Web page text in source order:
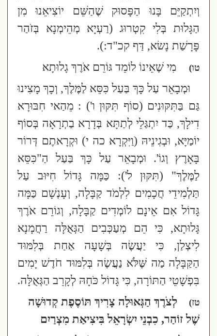
וְיִתְקַיֵּם בָּנוּ הַפָּסוּק שֶׁהַשֵּׁם יוֹצִיאֵנוּ מִן
הַגָּלוּת בְּלִי קִטְרוּג (רַעְיָא מְהֵימְנָא בְּזֹהַר
פָּרָשַׁת נָשׂא, דַּף קכ"ד:).
טו)
מִי שֶׁאֵינוֹ לוֹמֵד גּוֹרֵם אֹרֶךְ גָלוּתָא
וּמְבָאֵר עַל כָּךְ בַּעַל כִּסֵּא לַמֶּלֶךְ, וְכָךְ מָצִינוּ
גַּםבַּתִּקּוּנִים(סוֹף תִּקּוּן ו'): מֵהַאי חִבּוּרָא
דִילָךְ, כַּד יִתְגַּלֵי לְתַתָּא בְּדָרָא בַתְרָאָה בְּסוֹף
יוֹמַיָּא, וּבְגִינֵיהּ(וַיִּקְרָא כה י) וּקְרָאתֶם דְּרוֹר
בָּאָרֶץ וְגוֹ'. וּמְבָאֵר עַל כָּךְ בַּעַל הַ"כִּסֵּא
לַמֶּלֶךְ"
(תִּקּוּן ל'): כַּמָּה גָּדוֹל חִיּוּב עַל
תַּלְמִידֵי חֲכָמִים לִלְמֹד קַבָּלָה, וְעָנְשָׁם כַּמָּה
גָּדוֹל אִם אֵינָם לוֹמְדִים קַבָּלָה, וְגוֹרֵם אֹרֶךְ
גָּלוּתָא, כִּי הֵם מְעַכְּבִים הַגְּאֻלָּה רַחֲמָנָא
לִיצְלַן, כִּי יַעֲשֶׂה בְּשָׁעָה אַחַת בְּלִמּוּד
הַקַּבָּלָה מַה שֶּׁלֹּא נַעֲשֶׂה בְּלִמּוּד חֹדֶשׁ יָמִים
בִּפְשָׁטֵי הַתּוֹרָה, כִּי גָּדוֹל כֹּחָהּ לְקָרֵב הַגְּאֻלָּה.
טז)
לְצֹרֶךְ הַגְּאוּלָה צָרִיךְ תּוֹסֶפֶת קְדוּשָׁה
שֶׁל זוֹהַר, כִבְנֵי יִשְׂרָאֵל בִּיצִיאַת מִצְרַיִם